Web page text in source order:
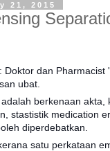
21, 2015
Doktor dan Pharmacist
ubat.
berkenaan akta,
stastistik medication
diperdebatkan.
satu perkataan